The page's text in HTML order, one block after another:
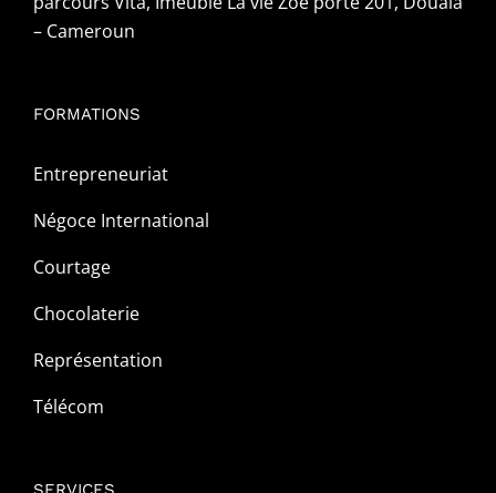
– Cameroun
FORMATIONS
Entrepreneuriat
Négoce International
Courtage
Chocolaterie
Représentation
Télécom